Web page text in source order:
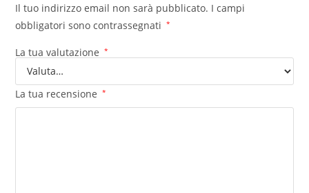
Il tuo indirizzo email non sarà pubblicato. I campi
obbligatori sono contrassegnati
*
La tua valutazione *
La tua recensione *